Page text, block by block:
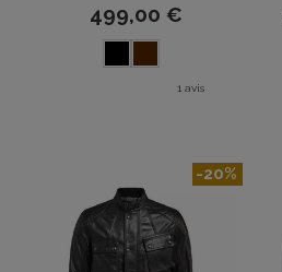
499,00 €
1 avis
-20%